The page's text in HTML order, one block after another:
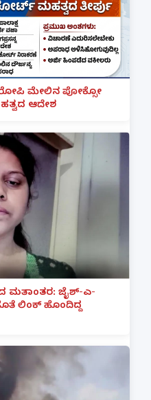
ಆರೋಪಿ ಮೇಲಿನ ಪೋಕ್ಸೋ
ಆದೇಶ
ಮತಾಂತರ: ಜೈಶ್-ಎ-
ಲಿಂಕ್ ಹೊಂದಿದ್ದ